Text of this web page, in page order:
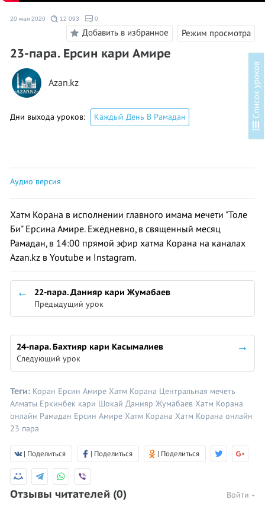
20 мая 2020 12 093 0
Добавить в избранное Режим просмотра
23-пара. Ерсин кари Амире
Azan.kz
Дни выхода уроков: Каждый День В Рамадан в
Аудио версия
Хатм Корана в исполнении главного имама мечети "Толе
Би" Ерсина Амире. Ежедневно, в священный месяц
Рамадан, в 14:00 прямой эфир хатма Корана на каналах
Azan.kz в Youtube и Instagram.
22-пара. Данияр кари Жумабаев
Предыдущий урок
24-пара. Бахтияр кари Касымалиев
Следующий урок
Теги: Коран Ерсин Амире Хатм Корана Центральная мечеть
Алматы Еркинбек кари Шокай Данияр Жумабаев Хатм Корана
онлайн Рамадан Ерсин Амире Хатм Корана Хатм Корана онлайн
23 пара
| Поделиться | Поделиться | Поделиться
Отзывы читателей (0) Войти